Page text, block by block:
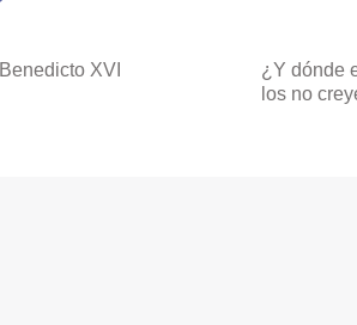
Benedicto XVI
¿Y dónde
los no